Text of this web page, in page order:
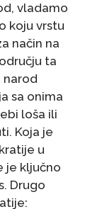
vladamo
koju vrstu
način na
ta
narod
sa onima
loša ili
Koja je
u
je ključno
Drugo